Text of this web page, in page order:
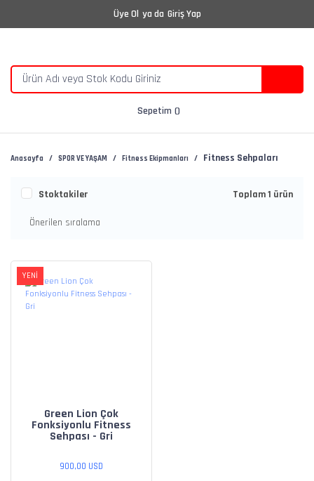
Üye Ol ya da Giriş Yap
Sepetim
Anasayfa SPOR VE YAŞAM Fitness Ekipmanları Fitness Sehpaları
Stoktakiler Toplam 1 ürün
YENİ
Green Lion Çok
Fonksiyonlu Fitness
Sehpası - Gri
900,00 USD